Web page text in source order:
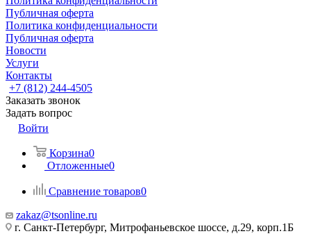
Публичная оферта
Политика конфиденциальности
Публичная оферта
Новости
Услуги
Контакты
+7 (812) 244-4505
Заказать звонок
Задать вопрос
Войти
Корзина0
Отложенные0
Сравнение товаров0
zakaz@tsonline.ru
г. Санкт-Петербург, Митрофаньевское шоссе, д.29, корп.1Б